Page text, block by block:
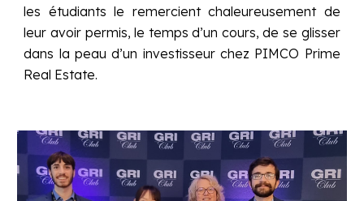
les étudiants le remercient chaleureusement de
leur avoir permis, le temps d’un cours, de se glisser
dans la peau d’un investisseur chez PIMCO Prime
Real Estate.